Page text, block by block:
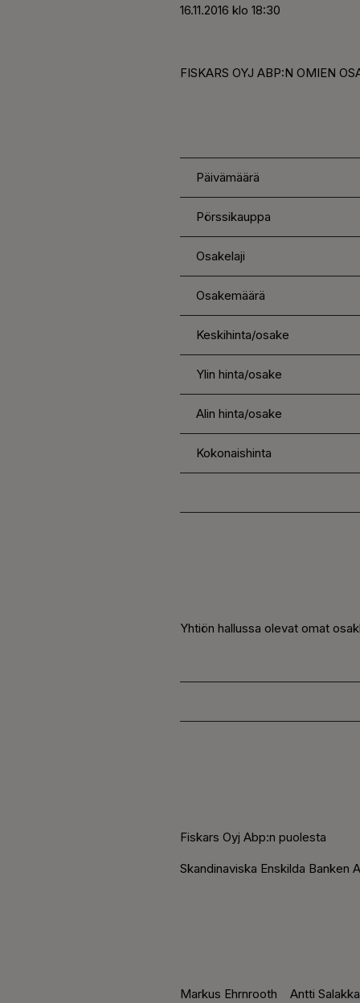
16.11.2016 klo 18:30
FISKARS OYJ ABP:N OMIEN
Päivämäärä
Pörssikauppa
Osakelaji
Osakemäärä
Keskihinta/osake
Ylin hinta/osake
Alin hinta/osake
Kokonaishinta
Yhtiön hallussa olevat omat
Fiskars Oyj Abp:n puolesta
Skandinaviska Enskilda Banken
Markus Ehrnrooth Antti Salakka